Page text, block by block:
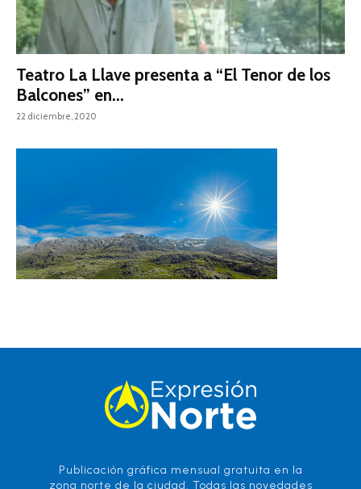
Teatro La Llave presenta a “El Tenor de los
Balcones” en...
22 diciembre, 2020
Publicación gráfica mensual gratuita en la
zona norte de la ciudad. Todas las novedades